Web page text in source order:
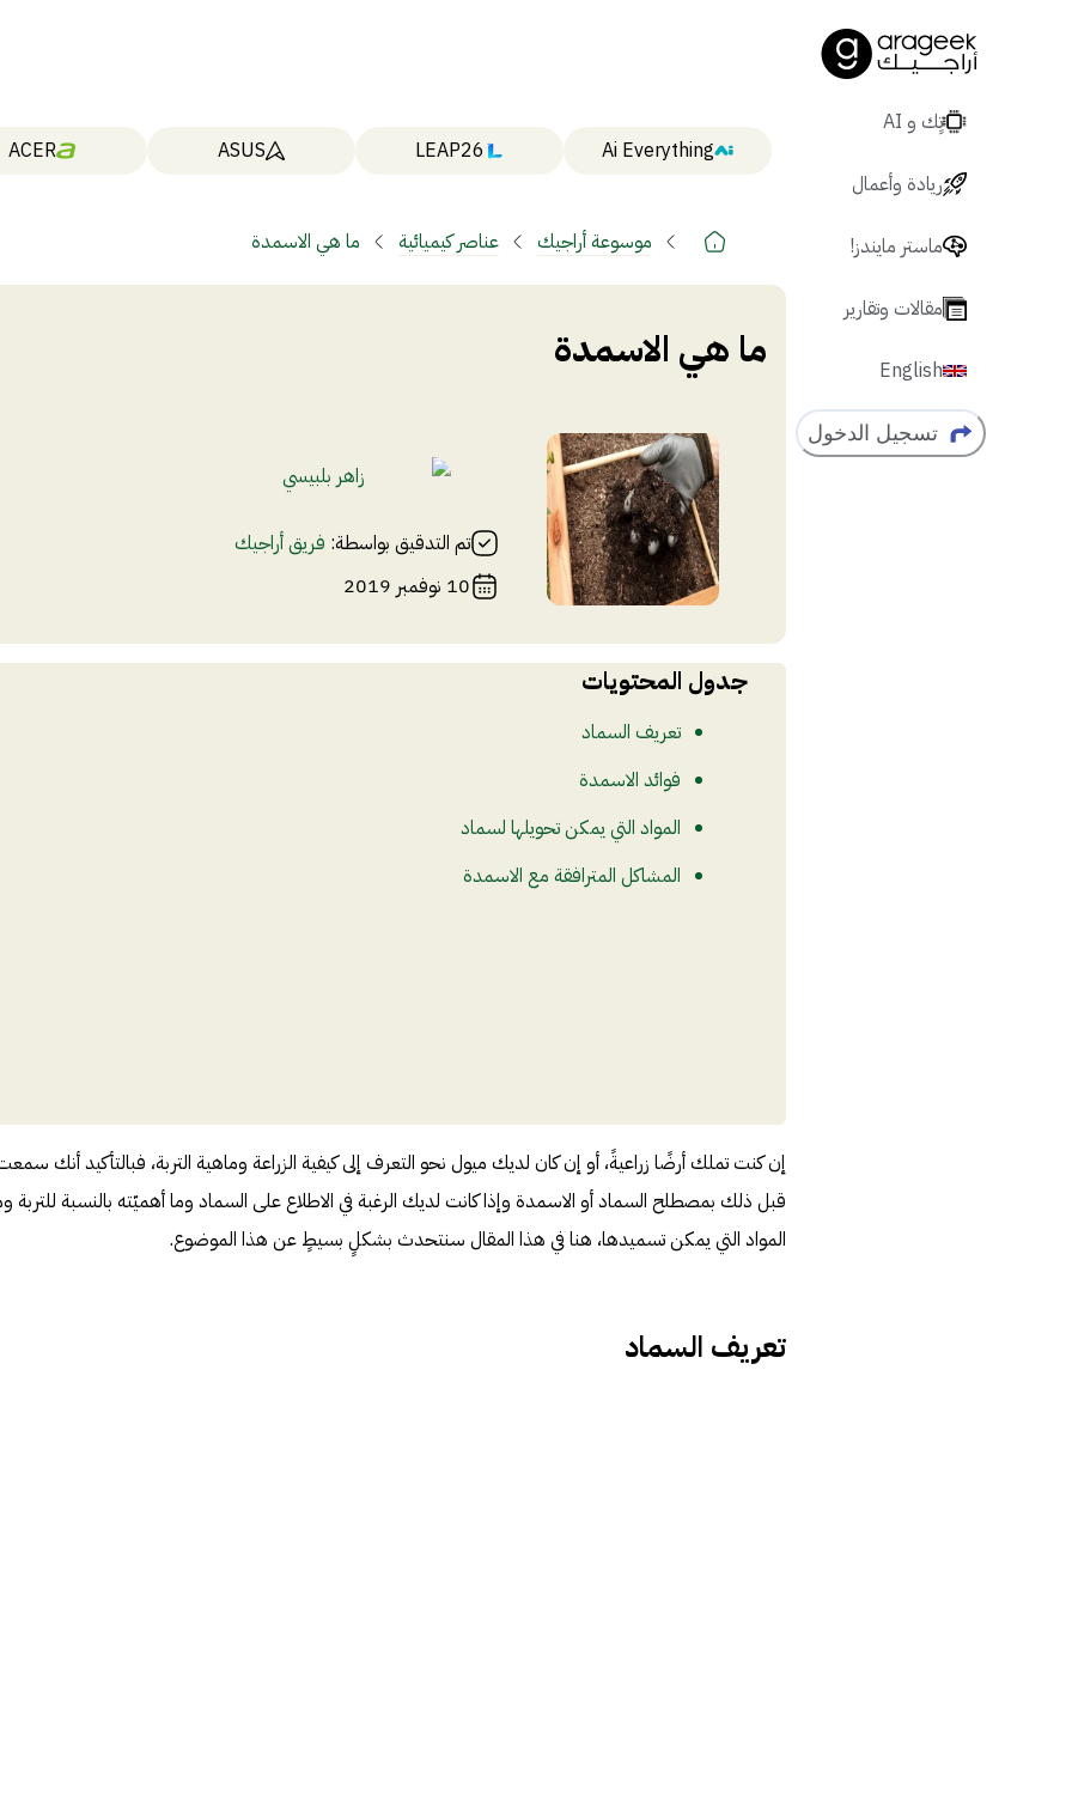
تٍك و AI
ريادة وأعمال
ماستر مايندز!
مقالات وتقارير
English
تسجيل الدخول
Ai Everything
LEAP26
ASUS
ACER
موسوعة أراجيك عناصر كيميائية ما هي الاسمدة
ما هي الاسمدة
زاهر بلبيسي
تم التدقيق بواسطة: فريق أراجيك
10 نوفمبر 2019
جدول المحتويات
تعريف السماد
فوائد الاسمدة
المواد التي يمكن تحويلها لسماد
المشاكل المترافقة مع الاسمدة
إن كنت تملك أرضًا زراعيةً، أو إن كان لديك ميول نحو التعرف إلى كيفية الزراعة وماهية التربة، فبالتأكيد أنك
قبل ذلك بمصطلح السماد أو الاسمدة وإذا كانت لديك الرغبة في الاطلاع على السماد وما أهميّته بالنسبة للتربة
المواد التي يمكن تسميدها، هنا في هذا المقال سنتحدث بشكلٍ بسيطٍ عن هذا الموضوع.
تعريف السماد